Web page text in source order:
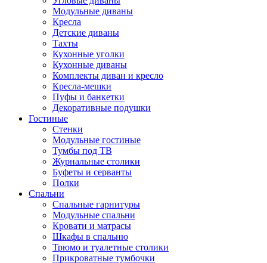
Модульные диваны
Кресла
Детские диваны
Тахты
Кухонные уголки
Кухонные диваны
Комплекты диван и кресло
Кресла-мешки
Пуфы и банкетки
Декоративные подушки
Гостиные
Стенки
Модульные гостиные
Тумбы под ТВ
Журнальные столики
Буфеты и серванты
Полки
Спальни
Спальные гарнитуры
Модульные спальни
Кровати и матрасы
Шкафы в спальню
Трюмо и туалетные столики
Прикроватные тумбочки